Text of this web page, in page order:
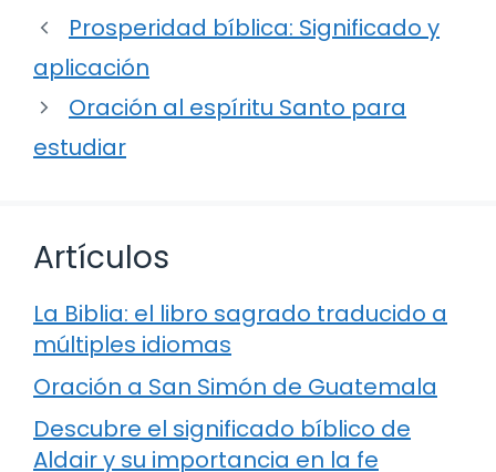
Prosperidad bíblica: Significado y
aplicación
Oración al espíritu Santo para
estudiar
Artículos
La Biblia: el libro sagrado traducido a
múltiples idiomas
Oración a San Simón de Guatemala
Descubre el significado bíblico de
Aldair y su importancia en la fe